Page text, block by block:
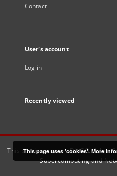
Contact
User's account
Log in
Recently viewed
This service runs onDInGO dLibra
Supercomputing and
This page uses 'cookies'. More